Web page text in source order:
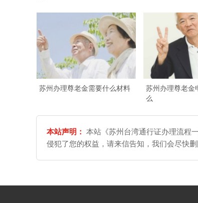
苏州办理尊老金需要什么材料
苏州办理尊老金
么
本站声明：
本站《苏州台湾通行证办理流程
侵犯了您的权益，请来信告知，我们会尽快删